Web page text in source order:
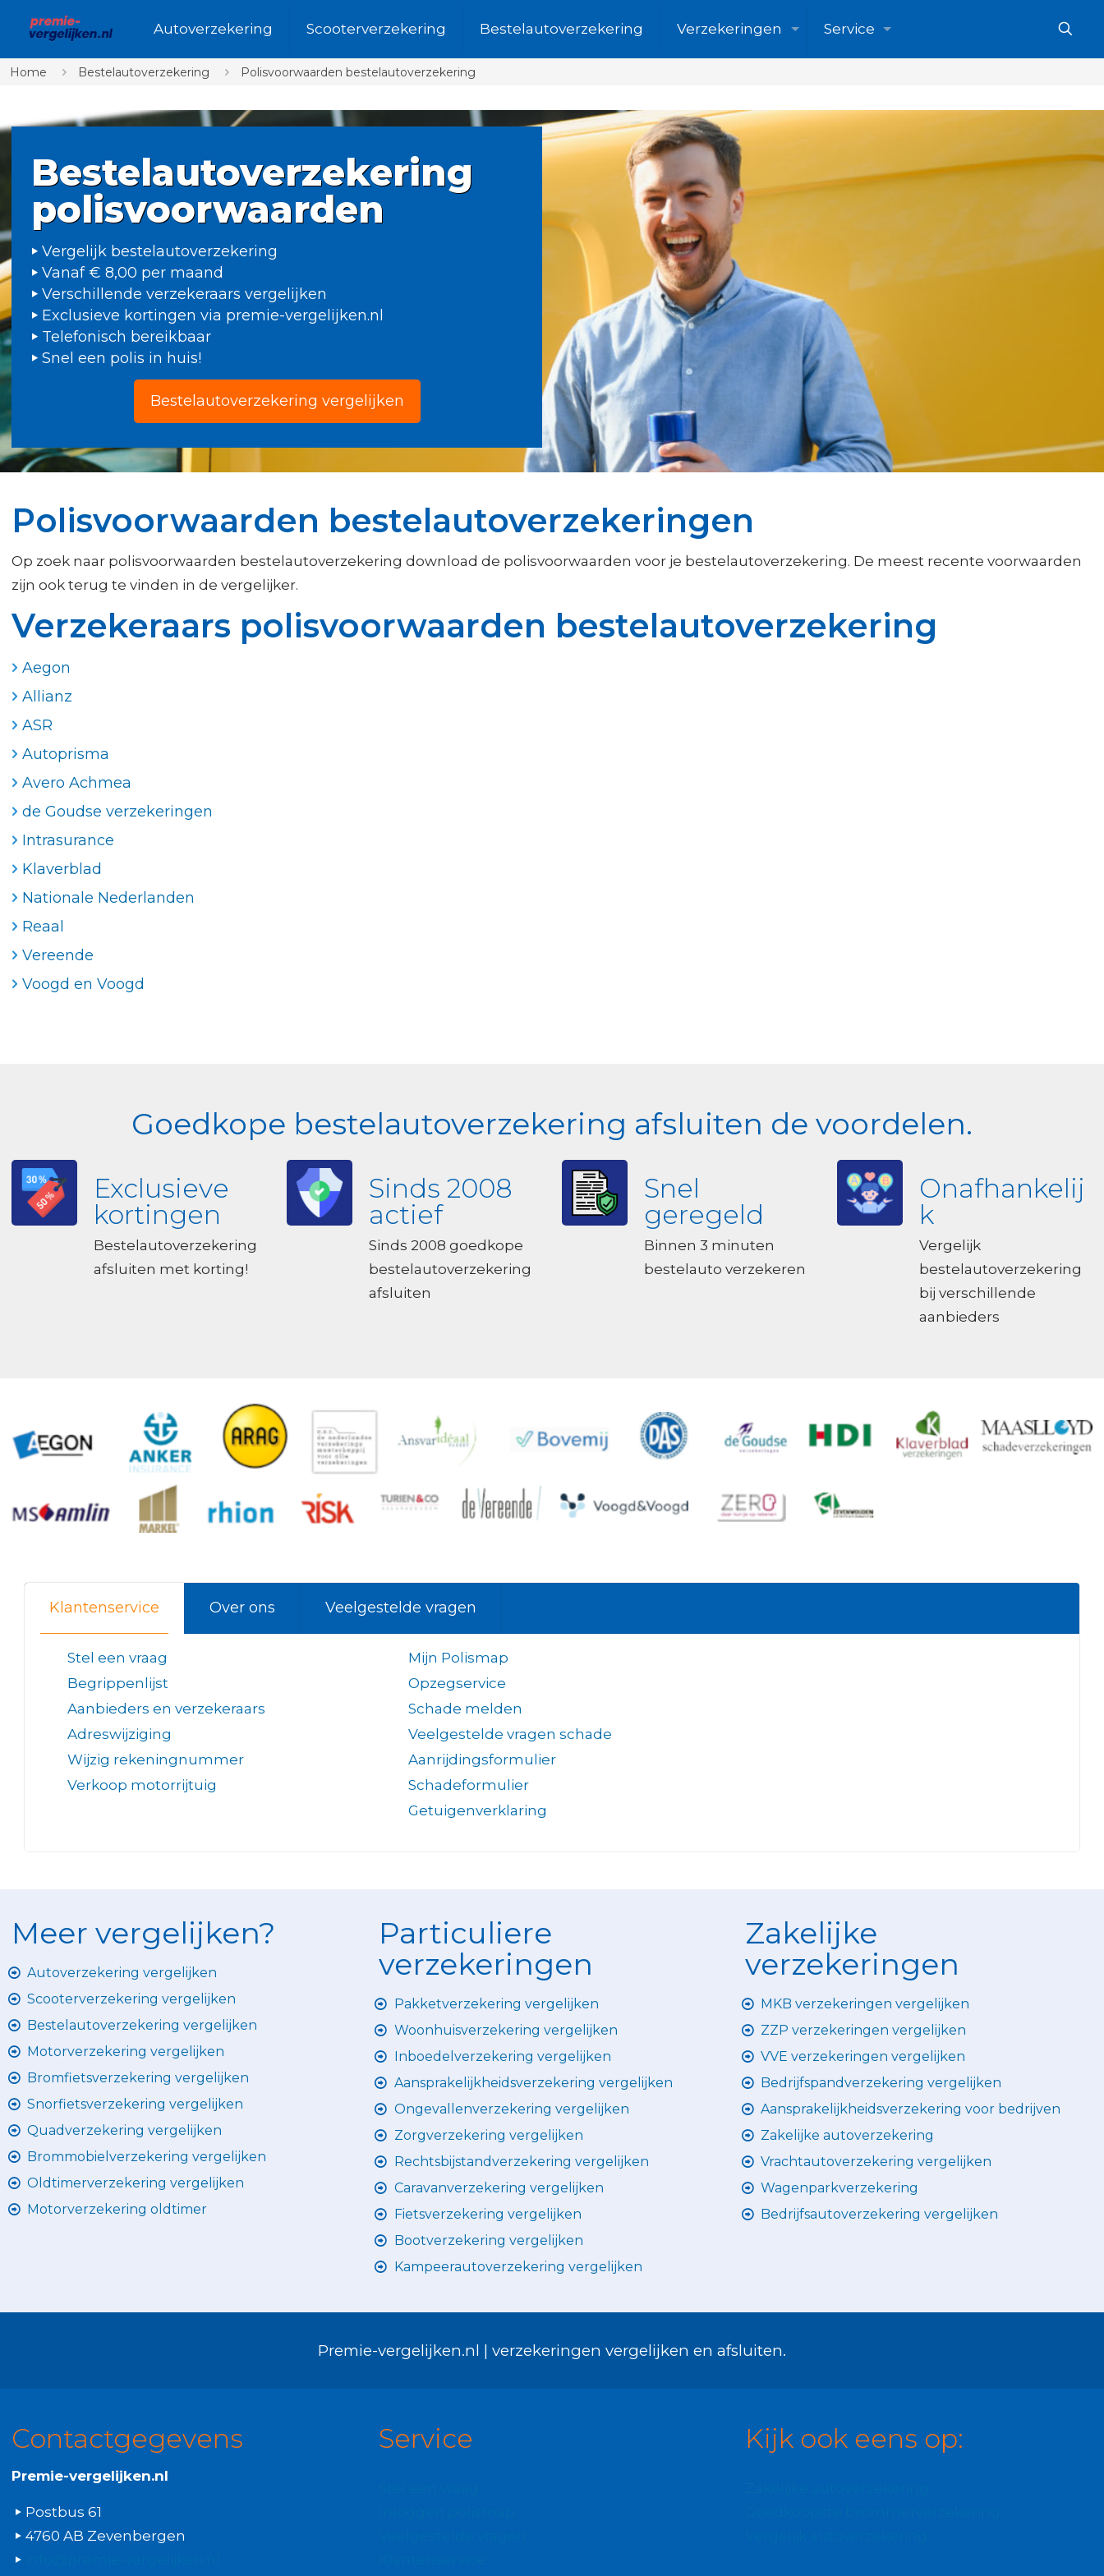
Autoverzekering Scooterverzekering Bestelautoverzekering Verzekeringen Service
Home Bestelautoverzekering Polisvoorwaarden bestelautoverzekering
Bestelautoverzekering
polisvoorwaarden
Vergelijk bestelautoverzekering
Vanaf € 8,00 per maand
Verschillende verzekeraars vergelijken
Exclusieve kortingen via premie-vergelijken.nl
Telefonisch bereikbaar
Snel een polis in huis!
Bestelautoverzekering vergelijken
Polisvoorwaarden bestelautoverzekeringen
Op zoek naar polisvoorwaarden bestelautoverzekering download de polisvoorwaarden voor je bestelautoverzekering. De meest recente voorwaarden
zijn ook terug te vinden in de vergelijker.
Verzekeraars polisvoorwaarden bestelautoverzekering
Aegon
Allianz
ASR
Autoprisma
Avero Achmea
de Goudse verzekeringen
Intrasurance
Klaverblad
Nationale Nederlanden
Reaal
Vereende
Voogd en Voogd
Goedkope bestelautoverzekering afsluiten de voordelen.
Exclusieve
kortingen
Bestelautoverzekering
afsluiten met korting!
Sinds 2008
actief
Sinds 2008 goedkope
bestelautoverzekering
afsluiten
Snel
geregeld
Binnen 3 minuten
bestelauto verzekeren
Onafhankelij
k
Vergelijk
bestelautoverzekering
bij verschillende
aanbieders
Klantenservice Over ons Veelgestelde vragen
Stel een vraag
Begrippenlijst
Aanbieders en verzekeraars
Adreswijziging
Wijzig rekeningnummer
Verkoop motorrijtuig
Mijn Polismap
Opzegservice
Schade melden
Veelgestelde vragen schade
Aanrijdingsformulier
Schadeformulier
Getuigenverklaring
Meer vergelijken?
Autoverzekering vergelijken
Scooterverzekering vergelijken
Bestelautoverzekering vergelijken
Motorverzekering vergelijken
Bromfietsverzekering vergelijken
Snorfietsverzekering vergelijken
Quadverzekering vergelijken
Brommobielverzekering vergelijken
Oldtimerverzekering vergelijken
Motorverzekering oldtimer
Particuliere
verzekeringen
Pakketverzekering vergelijken
Woonhuisverzekering vergelijken
Inboedelverzekering vergelijken
Aansprakelijkheidsverzekering vergelijken
Ongevallenverzekering vergelijken
Zorgverzekering vergelijken
Rechtsbijstandverzekering vergelijken
Caravanverzekering vergelijken
Fietsverzekering vergelijken
Bootverzekering vergelijken
Kampeerautoverzekering vergelijken
Zakelijke
verzekeringen
MKB verzekeringen vergelijken
ZZP verzekeringen vergelijken
VVE verzekeringen vergelijken
Bedrijfspandverzekering vergelijken
Aansprakelijkheidsverzekering voor bedrijven
Zakelijke autoverzekering
Vrachtautoverzekering vergelijken
Wagenparkverzekering
Bedrijfsautoverzekering vergelijken
Premie-vergelijken.nl | verzekeringen vergelijken en afsluiten.
Contactgegevens
Premie-vergelijken.nl
Postbus 61
4760 AB Zevenbergen
Service Kijk ook eens op: